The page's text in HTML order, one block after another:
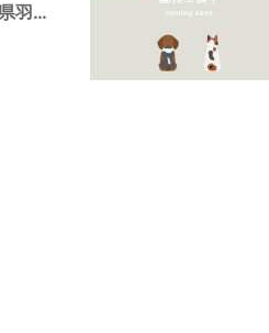
長間北公園（岐阜県羽島市）